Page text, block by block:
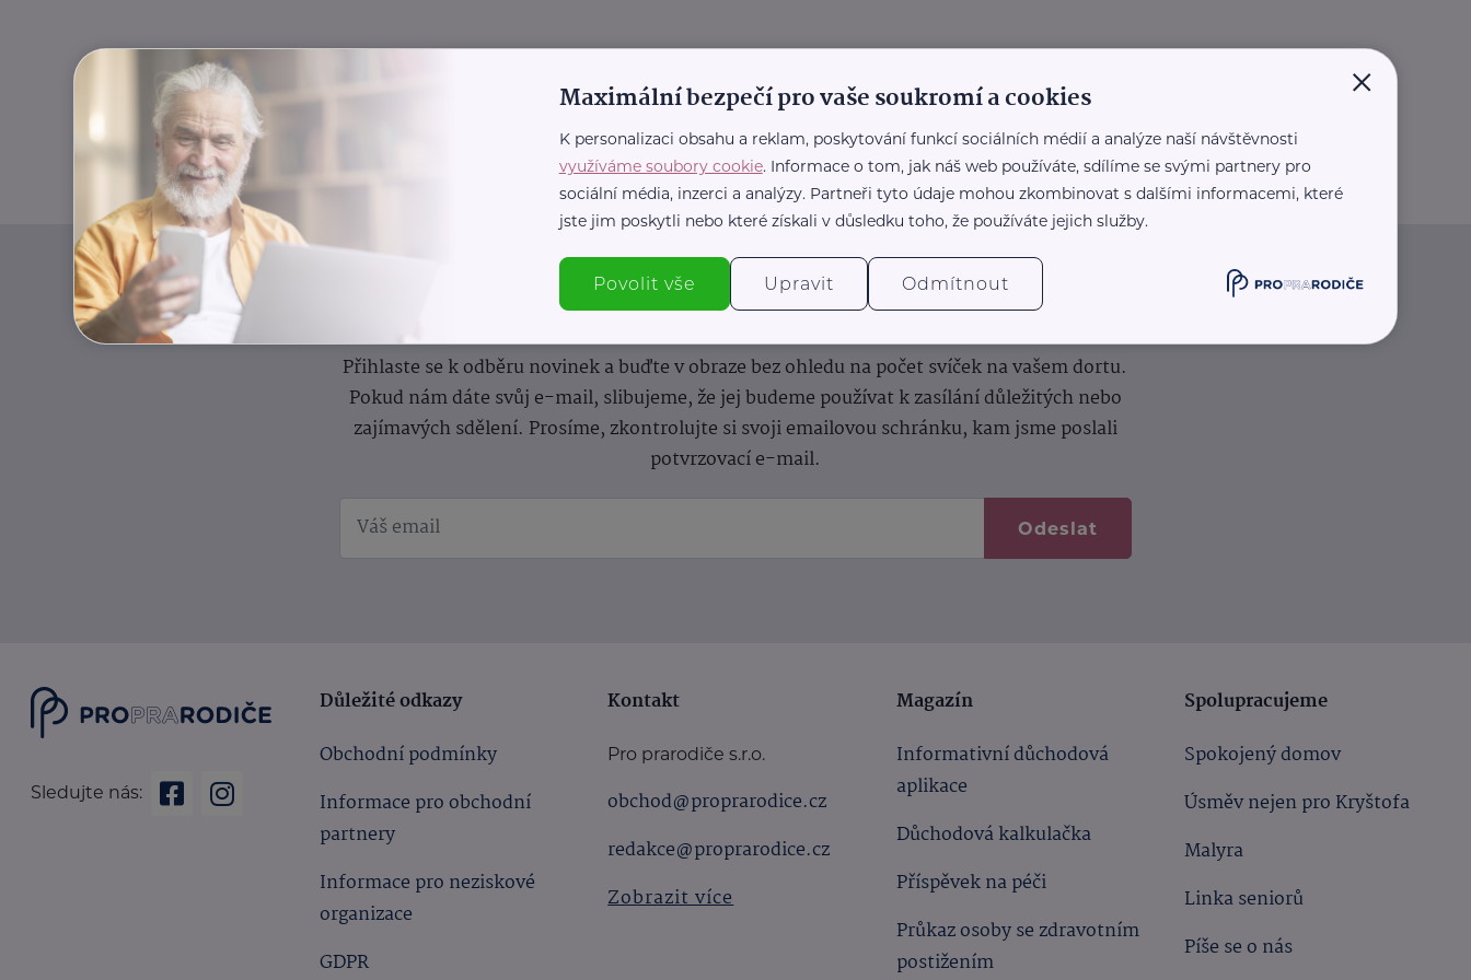
Informace(nejen)pro prarodiče
Přihlaste se k odběru novinek a buďte v obraze bez ohledu na počet svíček na vašem dortu.
Pokud nám dáte svůj e-mail, slibujeme, že jej budeme používat k zasílání důležitých nebo
zajímavých sdělení. Prosíme, zkontrolujte si svoji emailovou schránku, kam jsme poslali
potvrzovací e-mail.
Odeslat
Sledujte nás:
Důležité odkazy
Obchodní podmínky
Informace pro obchodní
partnery
Informace pro neziskové
organizace
GDPR
Kontakt
Pro prarodiče s.r.o.
obchod@proprarodice.cz
redakce@proprarodice.cz
Zobrazit více
Magazín
Informativní důchodová
aplikace
Důchodová kalkulačka
Příspěvek na péči
Průkaz osoby se zdravotním
postižením
Spolupracujeme
Spokojený domov
Úsměv nejen pro Kryštofa
Malyra
Linka seniorů
Píše se o nás
×
Maximální bezpečí pro vaše soukromí a cookies
K personalizaci obsahu a reklam, poskytování funkcí sociálních médií a analýze naší návštěvnosti
využíváme soubory cookie. Informace o tom, jak náš web používáte, sdílíme se svými partnery pro
sociální média, inzerci a analýzy. Partneři tyto údaje mohou zkombinovat s dalšími informacemi, které
jste jim poskytli nebo které získali v důsledku toho, že používáte jejich služby.
Povolit vše Upravit Odmítnout